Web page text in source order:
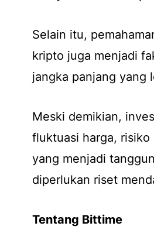
Selain itu,
kripto juga menjadi
jangka panjang yang
Meski demikian,
fluktuasi harga,
yang menjadi
diperlukan riset
Tentang Bittime